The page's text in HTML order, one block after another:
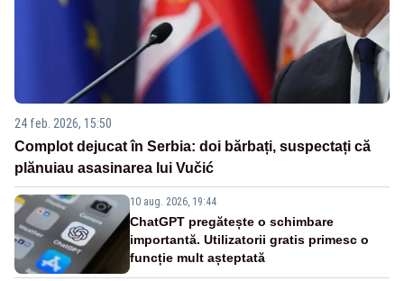
24 feb. 2026, 15:50
Complot dejucat în Serbia: doi bărbați, suspectați că
plănuiau asasinarea lui Vučić
10 aug. 2026, 19:44
ChatGPT pregătește o schimbare
importantă. Utilizatorii gratis primesc o
funcție mult așteptată